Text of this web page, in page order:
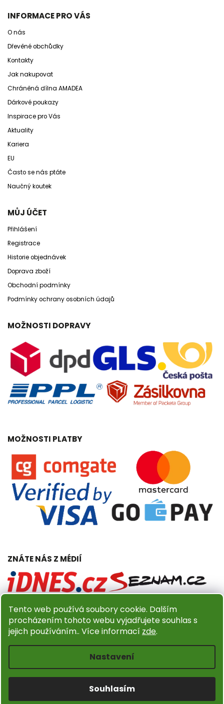
Tento web používá soubory cookie. Dalším
procházením tohoto webu vyjadřujete souhlas s
jejich používáním.. Více informací zde.
Nastavení
Souhlasím
INFORMACE PRO VÁS
O nás
Dřevěné obchůdky
Kontakty
Jak nakupovat
Chráněná dílna AMADEA
Dárkové poukazy
Inspirace pro Vás
Aktuality
Kariera
EU
Často se nás ptáte
Naučný koutek
MŮJ ÚČET
Přihlášení
Registrace
Historie objednávek
Doprava zboží
Obchodní podmínky
Podmínky ochrany osobních údajů
MOŽNOSTI DOPRAVY
MOŽNOSTI PLATBY
ZNÁTE NÁS Z MÉDIÍ
Copyright 2026Dřevěný obchůdek Amadea.cz. Všechna
práva vyhrazena.
Upravit nastavení cookies
DesignShoptak.cz| PlatformaShoptet